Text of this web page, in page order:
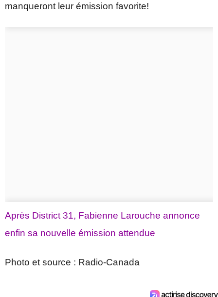
manqueront leur émission favorite!
Après District 31, Fabienne Larouche annonce
enfin sa nouvelle émission attendue
Photo et source : Radio-Canada